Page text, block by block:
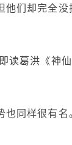
他们却完全没
读葛洪《神仙
同样很有名